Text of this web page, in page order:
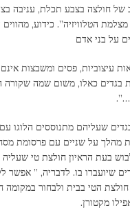
חולצה בצבע תכלת, עניבה
הטלוויזיה”. כידוע,
על בני אדם
עיצוביות, פסים ומשבצות אינם
בגדים כאלו, משום שמה
שעליהם מתנוססים הלוגו
מהלך על שניים עם פרסומת
בעת הראיון חולצת טי
שיועברו בו. לדבריה, ” אפשר
הטי בבית ולבחור במקומה
מקטורן.